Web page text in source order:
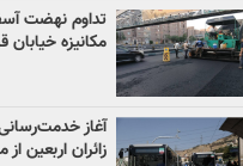
مکانیزه خیابان
آغاز
زائران اربعین